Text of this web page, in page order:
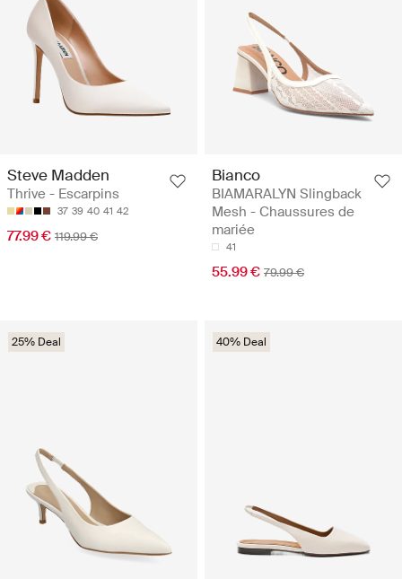
Steve Madden
Thrive - Escarpins
37 39 40 41 42
77.99 € 119.99 €
Bianco
BIAMARALYN Slingback
Mesh - Chaussures de
mariée
41
55.99 € 79.99 €
25% Deal 40% Deal